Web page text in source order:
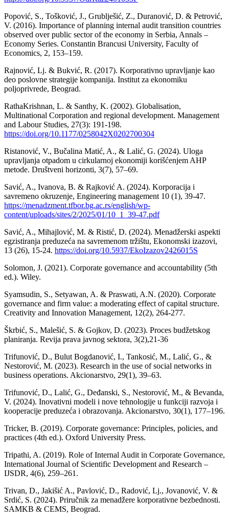
Popović, S., Tošković, J., Grublješić, Z., Duranović, D. & Petrović,
V. (2016). Importance of planning internal audit transition countries
observed over public sector of the economy in Serbia, Annals –
Economy Series. Constantin Brancusi University, Faculty of
Economics, 2, 153–159.
Rajnović, Lj. & Bukvić, R. (2017). Korporativno upravljanje kao
deo poslovne strategije kompanija. Institut za ekonomiku
poljoprivrede, Beograd.
RathaKrishnan, L. & Santhy, K. (2002). Globalisation,
Multinational Corporation and regional development. Management
and Labour Studies, 27(3): 191-198.
https://doi.org/10.1177/0258042X0202700304
Ristanović, V., Bučalina Matić, A., & Lalić, G. (2024). Uloga
upravljanja otpadom u cirkularnoj ekonomiji korišćenjem AHP
metode. Društveni horizonti, 3(7), 57–69.
Savić, A., Ivanova, B. & Rajković A. (2024). Korporacija i
savremeno okruzenje, Engineering management 10 (1), 39-47.
https://menadzment.tfbor.bg.ac.rs/english/wp-
content/uploads/sites/2/2025/01/10_1_39-47.pdf
Savić, A., Mihajlović, M. & Ristić, D. (2024). Menadžerski aspekti
egzistiranja preduzeća na savremenom tržištu, Ekonomski izazovi,
13 (26), 15-24. https://doi.org/10.5937/EkoIzazov2426015S
Solomon, J. (2021). Corporate governance and accountability (5th
ed.). Wiley.
Syamsudin, S., Setyawan, A. & Praswati, A.N. (2020). Corporate
governance and firm value: a moderating effect of capital structure.
Creativity and Innovation Management, 12(2), 264-277.
Škrbić, S., Malešić, S. & Gojkov, D. (2023). Proces budžetskog
planiranja. Revija prava javnog sektora, 3(2),21-36
Trifunović, D., Bulut Bogdanović, I., Tankosić, M., Lalić, G., &
Nestorović, M. (2023). Research in the use of social networks in
business operations. Akcionarstvo, 29(1), 39–63.
Trifunović, D., Lalić, G., Deđanski, S., Nestorović, M., & Bevanda,
V. (2024). Inovativni modeli i nove tehnologije u funkciji razvoja i
kooperacije preduzeća i obrazovanja. Akcionarstvo, 30(1), 177–196.
Tricker, B. (2019). Corporate governance: Principles, policies, and
practices (4th ed.). Oxford University Press.
Tripathi, A. (2019). Role of Internal Audit in Corporate Governance,
International Journal of Scientific Development and Research –
IJSDR, 4(6), 259–261.
Trivan, D., Jakišić A., Pavlović, D., Radović, Lj., Jovanović, V. &
Srdić, S. (2024). Priručnik za menadžere korporativne bezbednosti.
SAMKB & CEMS, Beograd.